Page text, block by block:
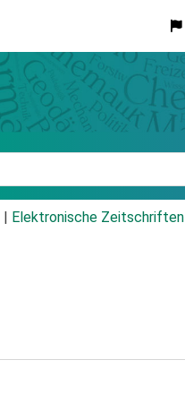
Elektronische Zeitschriften